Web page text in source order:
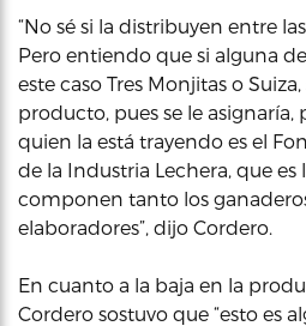
“No sé si la distribuyen entre
Pero entiendo que si alguna
este caso Tres Monjitas o
producto, pues se le asignaría,
quien la está trayendo es el
de la Industria Lechera, que
componen tanto los
elaboradores”, dijo Cordero.
En cuanto a la baja en la
Cordero sostuvo que “esto es